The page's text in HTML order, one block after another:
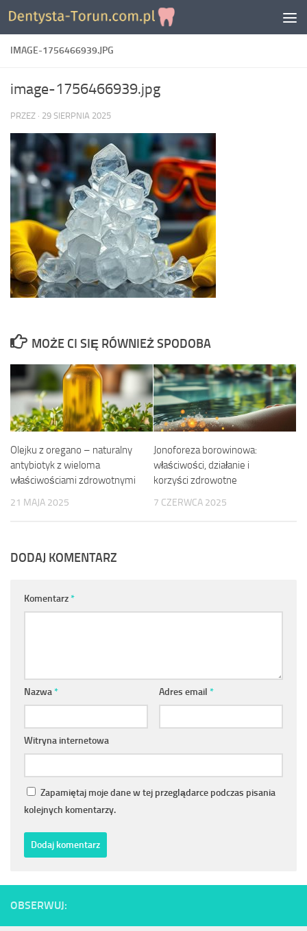
Skip to content
IMAGE-1756466939.JPG
image-1756466939.jpg
PRZEZ · 29 SIERPNIA 2025
MOŻE CI SIĘ RÓWNIEŻ SPODOBA
Olejku z oregano – naturalny
antybiotyk z wieloma
właściwościami zdrowotnymi
21 MAJA 2025
Jonoforeza borowinowa:
właściwości, działanie i
korzyści zdrowotne
7 CZERWCA 2025
DODAJ KOMENTARZ
Komentarz*
Nazwa* Adres email *
Witryna internetowa
Zapamiętaj moje dane w tej przeglądarce podczas pisania
kolejnych komentarzy.
OBSERWUJ: